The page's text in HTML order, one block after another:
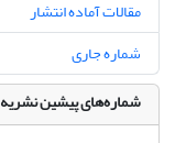
مقالات آماده انتشار
شماره جاری
شماره‌های پیشین نشریه